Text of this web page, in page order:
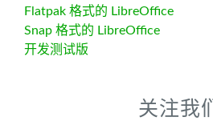
Flatpak 格式的 LibreOffice
Snap 格式的 LibreOffice
开发测试版
关注我们